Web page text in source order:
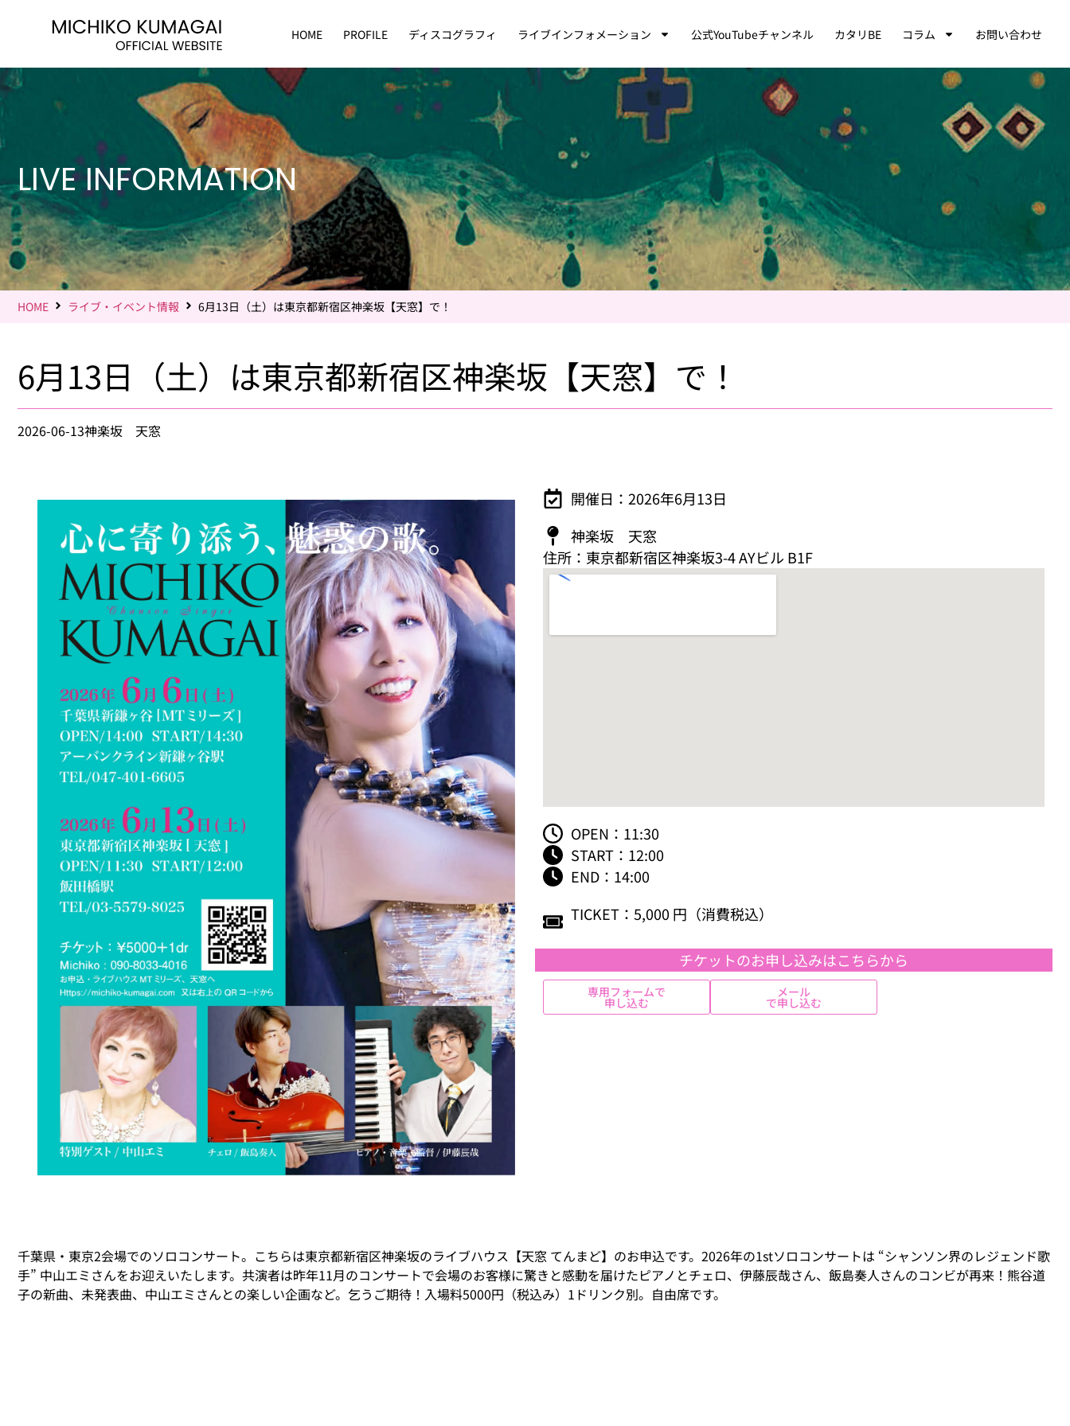
HOME PROFILE ディスコグラフィ ライブインフォメーション 公式YouTubeチャンネル カタリBE コラム お問い合わせ
LIVE INFORMATION
HOME ライブ・イベント情報 6月13日（土）は東京都新宿区神楽坂【天窓】で！
6月13日（土）は東京都新宿区神楽坂【天窓】で！
2026-06-13神楽坂 天窓
開催日：2026年6月13日
神楽坂 天窓
住所：東京都新宿区神楽坂3-4 AYビル B1F
OPEN：11:30
START：12:00
END：14:00
TICKET：5,000 円（消費税込）
チケットのお申し込みはこちらから
専用フォームで
申し込む
メール
で申し込む
千葉県・東京2会場でのソロコンサート。こちらは東京都新宿区神楽坂のライブハウス【天窓 てんまど】のお申込です。2026年の1stソロコンサートは “シャンソン界のレジェンド歌
手” 中山エミさんをお迎えいたします。共演者は昨年11月のコンサートで会場のお客様に驚きと感動を届けたピアノとチェロ、伊藤辰哉さん、飯島奏人さんのコンビが再来！熊谷道
子の新曲、未発表曲、中山エミさんとの楽しい企画など。乞うご期待！入場料5000円（税込み）1ドリンク別。自由席です。